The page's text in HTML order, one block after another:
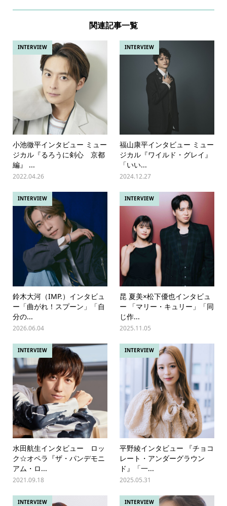
関連記事一覧
INTERVIEW
小池徹平インタビュー ミュー
ジカル『るろうに剣心 京都
編』 ...
2022.04.26
INTERVIEW
福山康平インタビュー ミュー
ジカル『ワイルド・グレイ』
「いい...
2024.12.27
INTERVIEW
鈴木大河（IMP.）インタビュ
ー「曲がれ！スプーン」「自
分の...
2026.06.04
INTERVIEW
昆 夏美×松下優也インタビュ
ー 「マリー・キュリー」「同
じ作...
2025.11.05
INTERVIEW
水田航生インタビュー ロッ
ク☆オペラ『ザ・パンデモニ
アム・ロ...
2021.09.18
INTERVIEW
平野綾インタビュー 『チョコ
レート・アンダーグラウン
ド』「一...
2025.05.31
INTERVIEW INTERVIEW